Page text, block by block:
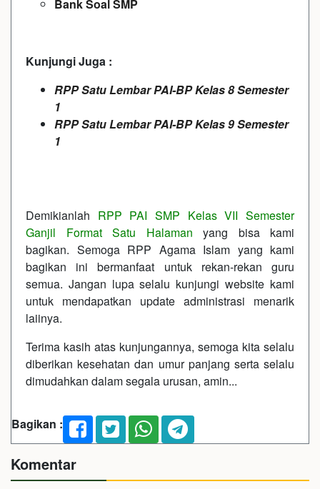
Bank Soal SMP
Kunjungi Juga :
RPP Satu Lembar PAI-BP Kelas 8 Semester
1
RPP Satu Lembar PAI-BP Kelas 9 Semester
1
Demikianlah RPP PAI SMP Kelas VII Semester
Ganjil Format Satu Halaman yang bisa kami
bagikan. Semoga RPP Agama Islam yang kami
bagikan ini bermanfaat untuk rekan-rekan guru
semua. Jangan lupa selalu kunjungi website kami
untuk mendapatkan update administrasi menarik
laiinya.
Terima kasih atas kunjungannya, semoga kita selalu
diberikan kesehatan dan umur panjang serta selalu
dimudahkan dalam segala urusan, amin...
Bagikan :
Komentar